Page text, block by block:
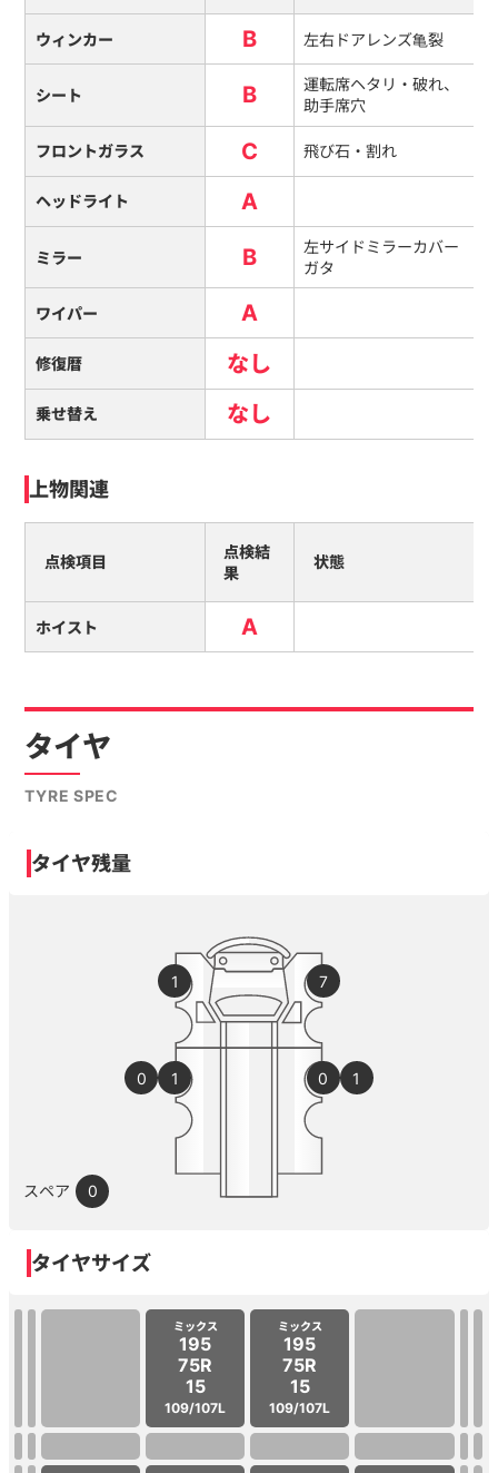
ウィンカー B 左右ドアレンズ亀裂
シート B
運転席ヘタリ・破れ、
助手席穴
フロントガラス C 飛び石・割れ
ヘッドライト A
ミラー B
左サイドミラーカバー
ガタ
ワイパー A
修復暦 なし
乗せ替え なし
上物関連
点検項目
点検結
果
状態
ホイスト A
タイヤ
TYRE SPEC
タイヤ残量
1 7
1
0 0 1
スペア 0
タイヤサイズ
ミックス
195
75R
15
109/107L
ミックス
195
75R
15
109/107L